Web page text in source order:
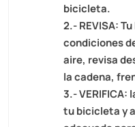
bicicleta.
2.- REVISA:
condiciones
aire, revisa
la cadena,
3.- VERIFICA:
tu bicicleta y